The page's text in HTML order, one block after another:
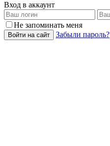
Вход в аккаунт
Не запоминать меня
Войти на сайт Забыли пароль?